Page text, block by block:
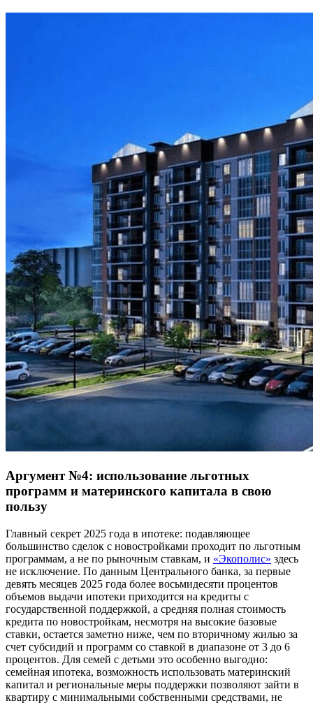
Аргумент №4: использование льготных
программ и материнского капитала в свою
пользу
Главный секрет 2025 года в ипотеке: подавляющее
большинство сделок с новостройками проходит по льготным
программам, а не по рыночным ставкам, и «Экополис» здесь
не исключение. По данным Центрального банка, за первые
девять месяцев 2025 года более восьмидесяти процентов
объемов выдачи ипотеки приходится на кредиты с
государственной поддержкой, а средняя полная стоимость
кредита по новостройкам, несмотря на высокие базовые
ставки, остается заметно ниже, чем по вторичному жилью за
счет субсидий и программ со ставкой в диапазоне от 3 до 6
процентов. Для семей с детьми это особенно выгодно:
семейная ипотека, возможность использовать материнский
капитал и региональные меры поддержки позволяют зайти в
квартиру с минимальными собственными средствами, не